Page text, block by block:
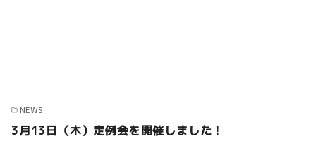
NEWS
3月13日（木）定例会を開催しました！